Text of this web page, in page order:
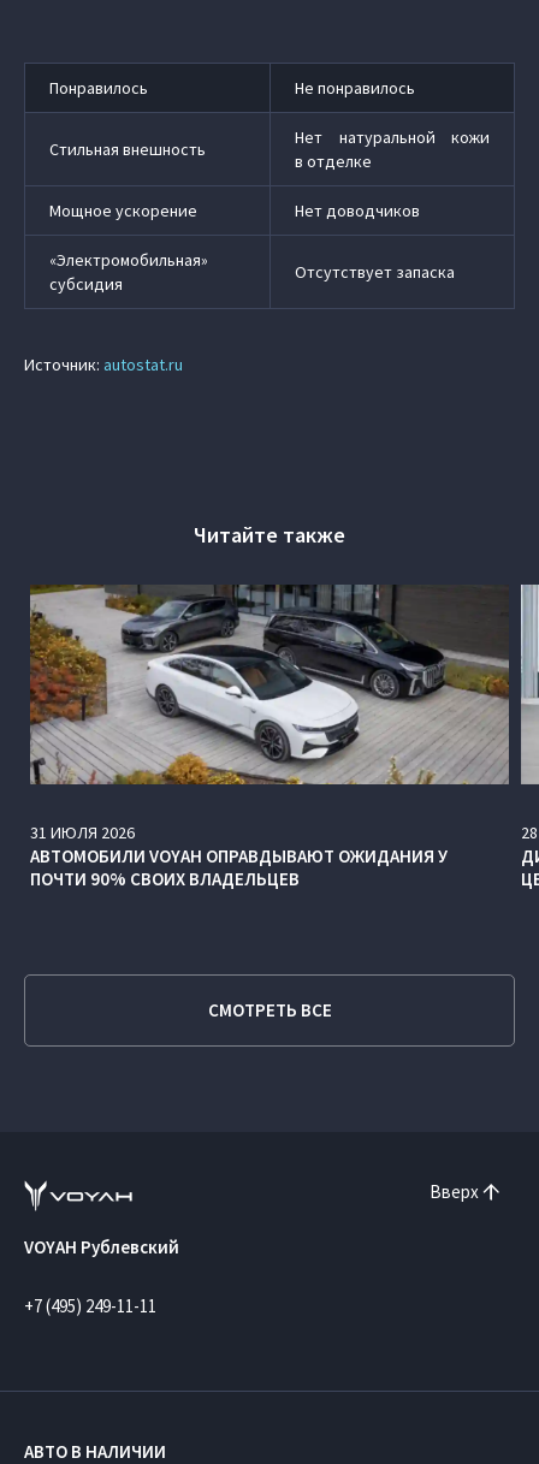
Понравилось Не понравилось
Стильная внешность
Нет натуральной кожи
в отделке
Мощное ускорение Нет доводчиков
«Электромобильная»
субсидия
Отсутствует запаска
Источник: autostat.ru
Читайте также
31 ИЮЛЯ 2026
АВТОМОБИЛИ VOYAH ОПРАВДЫВАЮТ ОЖИДАНИЯ У
ПОЧТИ 90% СВОИХ ВЛАДЕЛЬЦЕВ
28
СМОТРЕТЬ ВСЕ
Вверх
VOYAH Рублевский
+7 (495) 249-11-11
АВТО В НАЛИЧИИ